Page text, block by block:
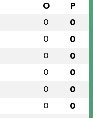
O P
0 0
0 0
0 0
0 0
0 0
0 0